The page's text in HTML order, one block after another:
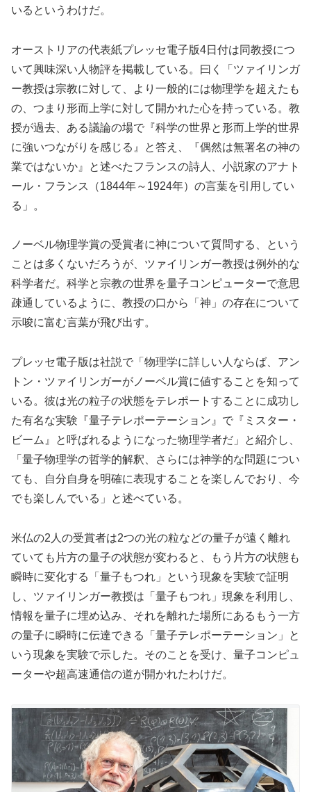
いるというわけだ。
オーストリアの代表紙プレッセ電子版4日付は同教授につ
いて興味深い人物評を掲載している。曰く「ツァイリンガ
ー教授は宗教に対して、より一般的には物理学を超えたも
の、つまり形而上学に対して開かれた心を持っている。教
授が過去、ある議論の場で『科学の世界と形而上学的世界
に強いつながりを感じる』と答え、『偶然は無署名の神の
業ではないか』と述べたフランスの詩人、小説家のアナト
ール・フランス（1844年～1924年）の言葉を引用してい
る」。
ノーベル物理学賞の受賞者に神について質問する、という
ことは多くないだろうが、ツァイリンガー教授は例外的な
科学者だ。科学と宗教の世界を量子コンピューターで意思
疎通しているように、教授の口から「神」の存在について
示唆に富む言葉が飛び出す。
プレッセ電子版は社説で「物理学に詳しい人ならば、アン
トン・ツァイリンガーがノーベル賞に値することを知って
いる。彼は光の粒子の状態をテレポートすることに成功し
た有名な実験『量子テレポーテーション』で『ミスター・
ビーム』と呼ばれるようになった物理学者だ」と紹介し、
「量子物理学の哲学的解釈、さらには神学的な問題につい
ても、自分自身を明確に表現することを楽しんでおり、今
でも楽しんでいる」と述べている。
米仏の2人の受賞者は2つの光の粒などの量子が遠く離れ
ていても片方の量子の状態が変わると、もう片方の状態も
瞬時に変化する「量子もつれ」という現象を実験で証明
し、ツァイリンガー教授は「量子もつれ」現象を利用し、
情報を量子に埋め込み、それを離れた場所にあるもう一方
の量子に瞬時に伝達できる「量子テレポーテーション」と
いう現象を実験で示した。そのことを受け、量子コンピュ
ーターや超高速通信の道が開かれたわけだ。